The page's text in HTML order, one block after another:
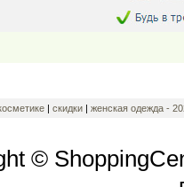
| скидки| женская одежда -
©